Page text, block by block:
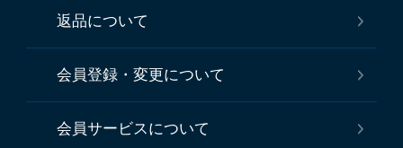
返品について
会員登録・変更について
会員サービスについて